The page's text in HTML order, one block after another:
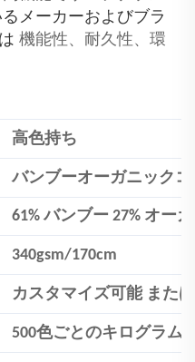
メーカーおよびブラ
機能性、耐久性、環
高色持ち
バンブーオーガニック
61% バンブー 27% オー
340gsm/170cm
カスタマイズ可能 また
500色ごとのキログラム